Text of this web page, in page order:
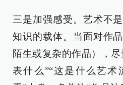
三是加强感受。艺术不
知识的载体。当面对作
陌生或复杂的作品），
表什么”“这是什么艺术